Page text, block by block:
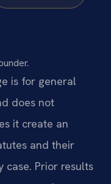
is for general
does not
it create an
and their
case. Prior results